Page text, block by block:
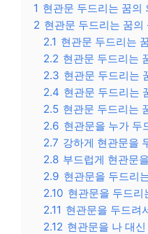
1 현관문 두드리는 꿈의
2 현관문 두드리는 꿈의
2.1 현관문 두드리는
2.2 현관문 두드리는
2.3 현관문 두드리는
2.4 현관문 두드리는
2.5 현관문 두드리는
2.6 현관문을 누가 두
2.7 강하게 현관문을
2.8 부드럽게 현관문
2.9 현관문을 두드리
2.10 현관문을 두드리
2.11 현관문을 두드려
2.12 현관문을 나 대